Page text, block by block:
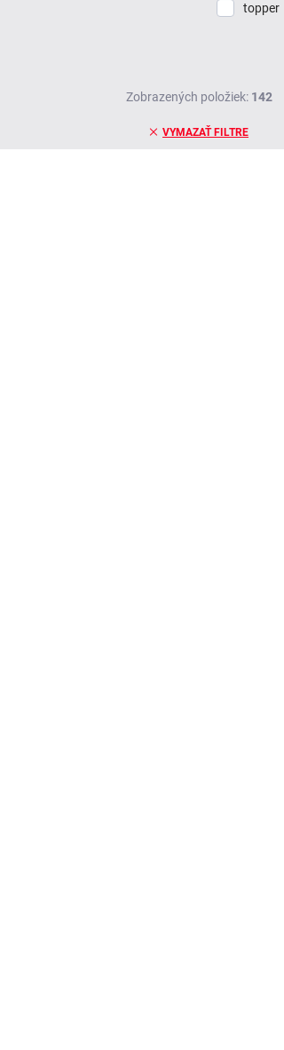
topper
VYMAZAŤ FILTRE
Zobrazených položiek: 142